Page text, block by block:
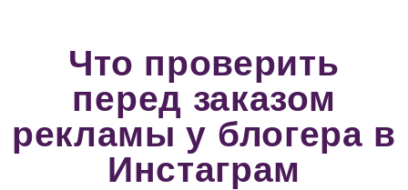
Что проверить
перед заказом
рекламы у блогера в
Инстаграм